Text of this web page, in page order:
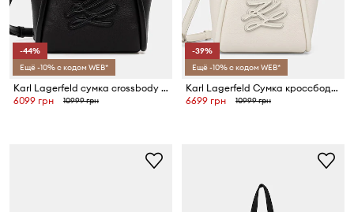
-44%
Ещё -10% с кодом WEB*
Karl Lagerfeld сумка crossbody для женщин K/AUTOGRAPH
6099 грн
10999 грн
-39%
Ещё -10% с кодом WEB*
Karl Lagerfeld Сумка кроссбоди для женщин K/AUTOGRAPH
6699 грн
10999 грн